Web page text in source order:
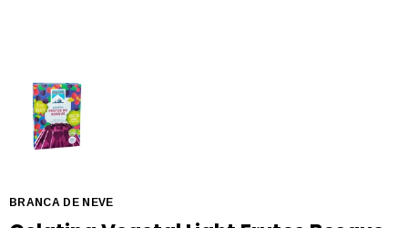
BRANCA DE NEVE